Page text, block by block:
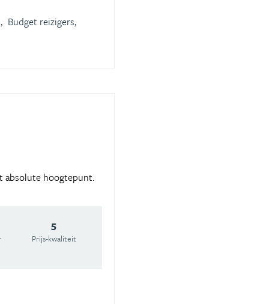
Budget reizigers,
absolute hoogtepunt.
5
Prijs-kwaliteit